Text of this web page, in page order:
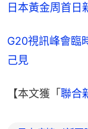
日本黃金周首日
G20視訊峰會臨
己見
【本文獲「聯合